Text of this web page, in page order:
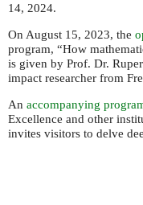
14, 2024.
On August 15, 2023, the
program, “How
is given by Prof. Dr.
impact researcher from
An accompanying
Excellence and other
invites visitors to delve